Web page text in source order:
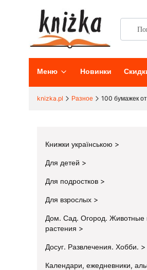
Меню Новинки
knizka.pl Разное 100 бумажек
Книжки українською
Для детей
Для подростков
Для взрослых
Дом. Сад. Огород. Животные
растения
Досуг. Развлечения. Хобби.
Календари, ежедневники,